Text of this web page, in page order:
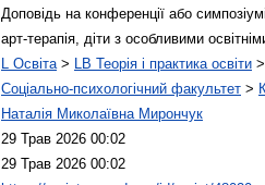
Доповідь на конференції або
арт-терапія, діти з особливими
L Освіта > LB Теорія і практика освіти >
Соціально-психологічний факультет >
Наталія Миколаївна Мирончук
29 Трав 2026 00:02
29 Трав 2026 00:02